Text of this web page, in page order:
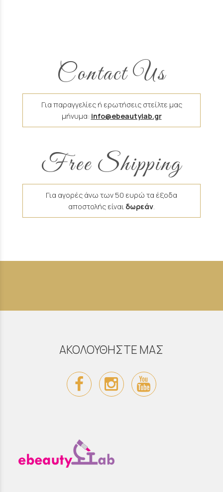
Contact Us
Για παραγγελίες ή ερωτήσεις στείλτε μας
μήνυμα: info@ebeautylab.gr
Free Shipping
Για αγορές άνω των 50 ευρώ τα έξοδα
αποστολής είναι δωρεάν.
ΑΚΟΛΟΥΘΗΣΤΕ ΜΑΣ